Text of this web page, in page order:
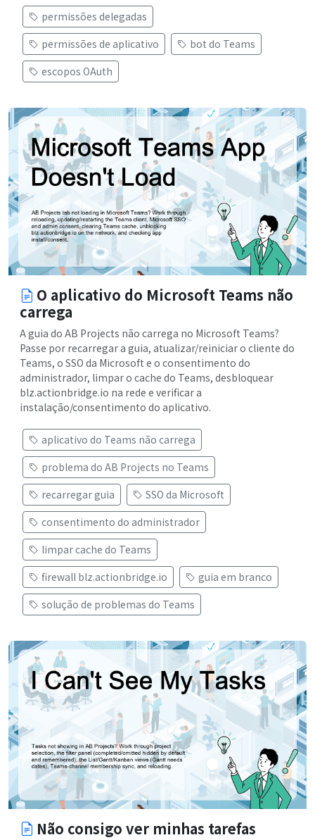
permissões delegadas
permissões de aplicativo
bot do Teams
escopos OAuth
O aplicativo do Microsoft Teams não
carrega
A guia do AB Projects não carrega no Microsoft Teams?
Passe por recarregar a guia, atualizar/reiniciar o cliente do
Teams, o SSO da Microsoft e o consentimento do
administrador, limpar o cache do Teams, desbloquear
blz.actionbridge.io na rede e verificar a
instalação/consentimento do aplicativo.
aplicativo do Teams não carrega
problema do AB Projects no Teams
recarregar guia
SSO da Microsoft
consentimento do administrador
limpar cache do Teams
firewall blz.actionbridge.io
guia em branco
solução de problemas do Teams
Não consigo ver minhas tarefas